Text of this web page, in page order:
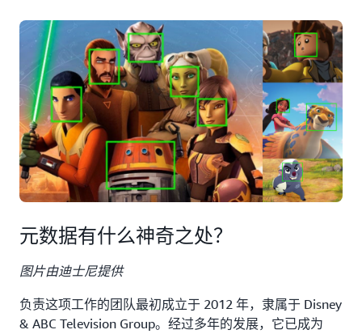
元数据有什么神奇之处？
图片由迪士尼提供
负责这项工作的团队最初成立于 2012 年，隶属于 Disney
& ABC Television Group。经过多年的发展，它已成为